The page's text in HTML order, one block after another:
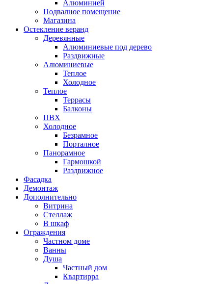
Алюминией
Подвалное помещение
Магазина
Остекление веранд
Деревянные
Алюминиевые под дерево
Раздвижные
Алюминиевые
Теплое
Холодное
Теплое
Террасы
Балконы
ПВХ
Холодное
Безрамное
Порталное
Панорамное
Гармошкой
Раздвижное
Фасадка
Демонтаж
Дополнительно
Витрина
Стеллаж
В шкаф
Ограждения
Частном доме
Ванны
Душа
Частный дом
Квартирра